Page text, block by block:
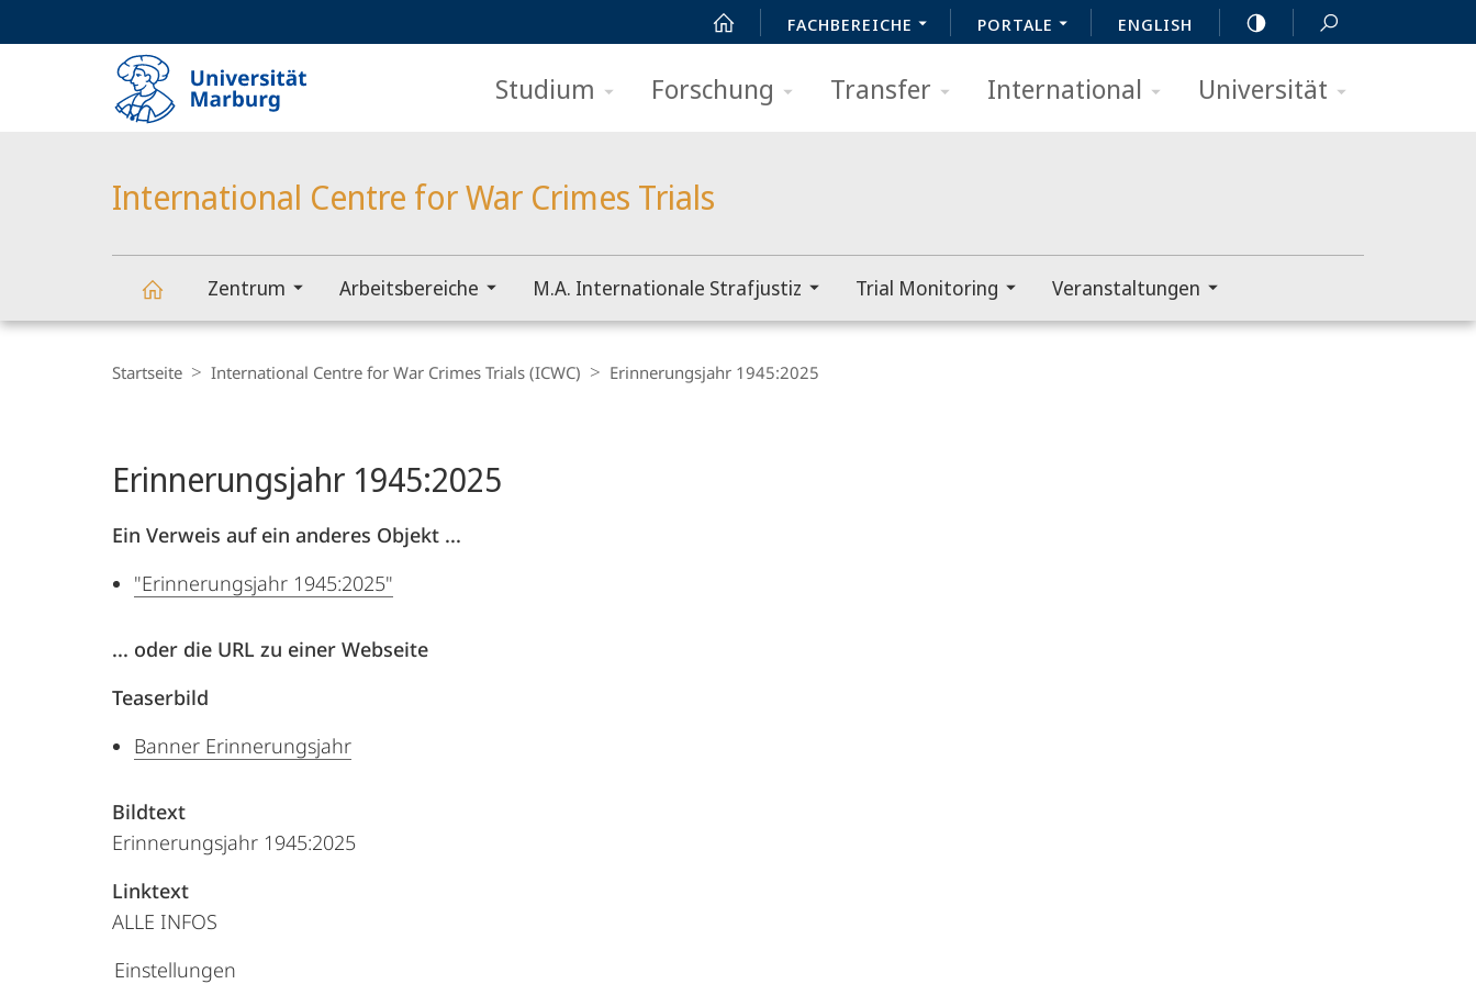
FACHBEREICHE PORTALE ENGLISH
Studium Forschung Transfer International Universität
International Centre for War Crimes Trials
Zentrum Arbeitsbereiche M.A. Internationale Strafjustiz Trial Monitoring Veranstaltungen
Navigation
Startseite International Centre for War Crimes Trials (ICWC) Erinnerungsjahr 1945:2025
Erinnerungsjahr 1945:2025
Ein Verweis auf ein anderes Objekt ...
"Erinnerungsjahr 1945:2025"
... oder die URL zu einer Webseite
Teaserbild
Banner Erinnerungsjahr
Bildtext
Erinnerungsjahr 1945:2025
Linktext
ALLE INFOS
Einstellungen